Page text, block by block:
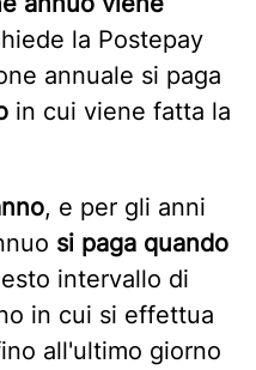
la Postepay
annuale si paga
in cui viene fatta la
, e per gli anni
si paga quando
intervallo di
in cui si effettua
all'ultimo giorno